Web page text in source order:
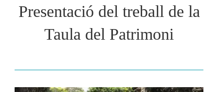
Presentació del treball de la
Taula del Patrimoni